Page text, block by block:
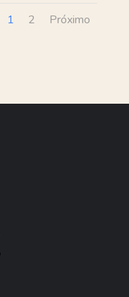
1 2 Próximo